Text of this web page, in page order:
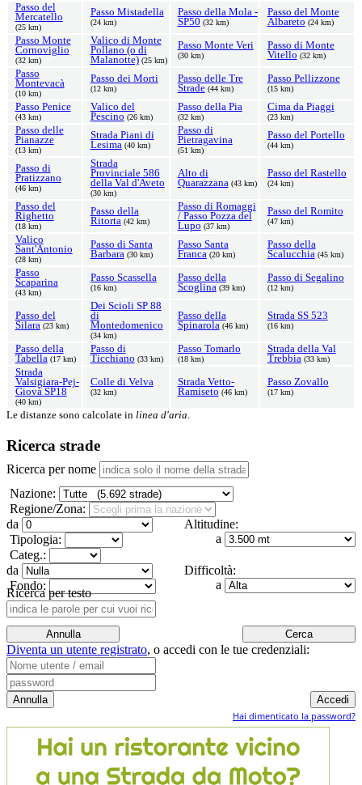
Passo del
Mercatello
(25 km)
Passo Mistadella
(24 km)
Passo della Mola -
SP50 (32 km)
Passo del Monte
Albareto (24 km)
Passo Monte
Cornoviglio
(32 km)
Valico di Monte
Pollano (o di
Malanotte) (25 km)
Passo Monte Veri
(30 km)
Passo di Monte
Vitello (32 km)
Passo
Montevacà
(10 km)
Passo dei Morti
(12 km)
Passo delle Tre
Strade (44 km)
Passo Pellizzone
(15 km)
Passo Penice
(43 km)
Valico del
Pescino (26 km)
Passo della Pia
(32 km)
Cima da Piaggi
(23 km)
Passo delle
Pianazze
(13 km)
Strada Piani di
Lesima (40 km)
Passo di
Pietragavina
(51 km)
Passo del Portello
(44 km)
Passo di
Pratizzano
(46 km)
Strada
Provinciale 586
della Val d'Aveto
(30 km)
Alto di
Quarazzana (43 km)
Passo del Rastello
(24 km)
Passo del
Righetto
(18 km)
Passo della
Ritorta (42 km)
Passo di Romaggi
/ Passo Pozza del
Lupo (37 km)
Passo del Romito
(47 km)
Valico
Sant'Antonio
(28 km)
Passo di Santa
Barbara (30 km)
Passo Santa
Franca (20 km)
Passo della
Scalucchia (45 km)
Passo
Scaparina
(43 km)
Passo Scassella
(16 km)
Passo della
Scoglina (39 km)
Passo di Segalino
(12 km)
Passo del
Silara (23 km)
Dei Scioli SP 88
di
Montedomenico
(34 km)
Passo della
Spinarola (46 km)
Strada SS 523
(16 km)
Passo della
Tabella (17 km)
Passo di
Ticchiano (33 km)
Passo Tomarlo
(18 km)
Strada della Val
Trebbia (33 km)
Strada
Valsigiara-Pej-
Giovà SP18
(40 km)
Colle di Velva
(32 km)
Strada Vetto-
Ramiseto (46 km)
Passo Zovallo
(17 km)
Le distanze sono calcolate in linea d'aria.
Ricerca strade
Ricerca per nome
Nazione:
Regione/Zona:
Altitudine:
da
a
Tipologia:
Categ.:
Difficoltà:
da
a
Fondo:
Ricerca per testo
Diventa un utente registrato, o accedi con le tue credenziali:
Hai dimenticato la password?